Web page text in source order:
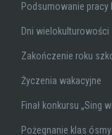
Podsumowanie pracy
Dni wielokulturowości
Zakończenie roku
Życzenia wakacyjne
Finał konkursu „Sing
Pożegnanie klas